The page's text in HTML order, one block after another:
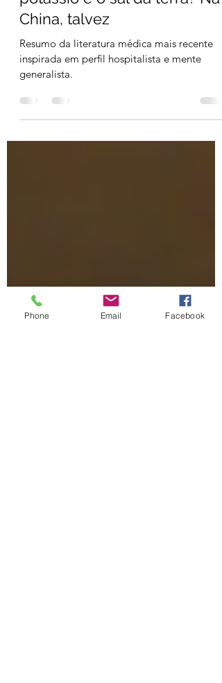
Bernardo Vidal Pimentel
1 de mar. de 2024
Fevereiro de 2024 - #2 O
potássio é o sal da terra? Na
China, talvez
Resumo da literatura médica mais recente
Phone Email Facebook